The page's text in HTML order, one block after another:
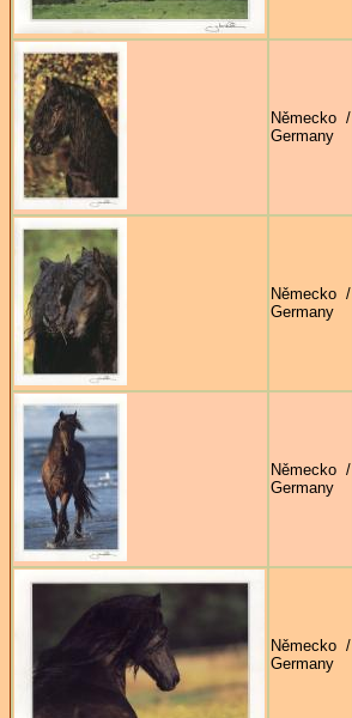
Německo /
Germany
Německo /
Germany
Německo /
Germany
Německo /
Germany